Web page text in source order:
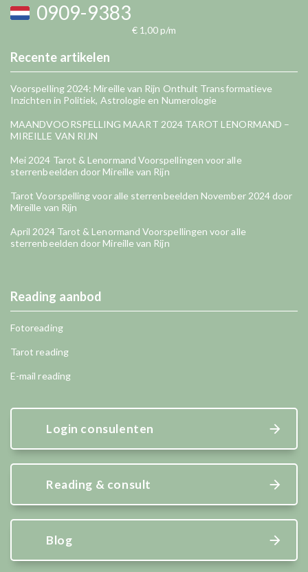
0909-9383
€ 1,00 p/m
Recente artikelen
Voorspelling 2024: Mireille van Rijn Onthult Transformatieve
Inzichten in Politiek, Astrologie en Numerologie
MAANDVOORSPELLING MAART 2024 TAROT LENORMAND –
MIREILLE VAN RIJN
Mei 2024 Tarot & Lenormand Voorspellingen voor alle
sterrenbeelden door Mireille van Rijn
Tarot Voorspelling voor alle sterrenbeelden November 2024 door
Mireille van Rijn
April 2024 Tarot & Lenormand Voorspellingen voor alle
sterrenbeelden door Mireille van Rijn
Reading aanbod
Fotoreading
Tarot reading
E-mail reading
Login consulenten
Reading & consult
Blog